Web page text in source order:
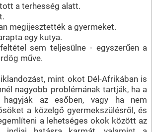
a terhesség alatt.
megijesztették a gyermeket.
egy kutya.
sem teljesülne - egyszerűen a
műve.
mint okot Dél-Afrikában is
nagyobb problémának tartják, ha a
az esőben, vagy ha nem
a közelgő gyermekszülésről, és
a lehetséges okok között az